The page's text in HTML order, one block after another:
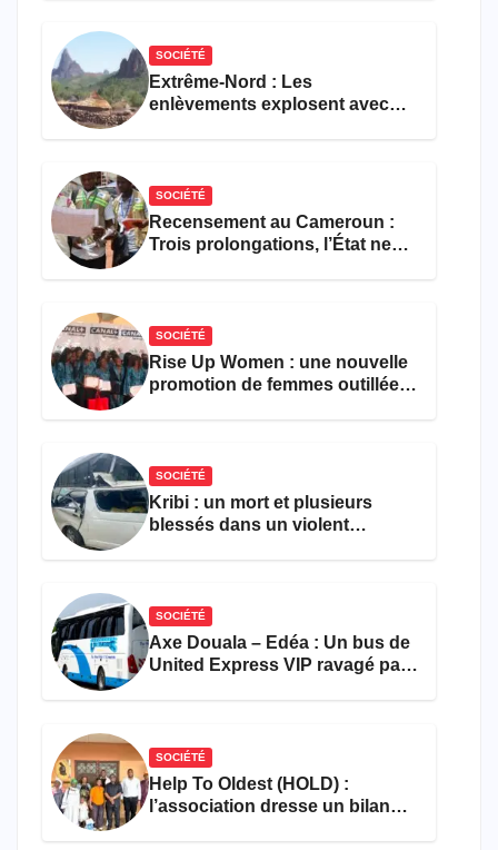
SOCIÉTÉ
Extrême-Nord : Les
enlèvements explosent avec
SOCIÉTÉ
Recensement au Cameroun :
Trois prolongations, l’État ne
SOCIÉTÉ
Rise Up Women : une nouvelle
promotion de femmes outillées
SOCIÉTÉ
Kribi : un mort et plusieurs
blessés dans un violent
SOCIÉTÉ
Axe Douala – Edéa : Un bus de
United Express VIP ravagé par
SOCIÉTÉ
Help To Oldest (HOLD) :
l’association dresse un bilan